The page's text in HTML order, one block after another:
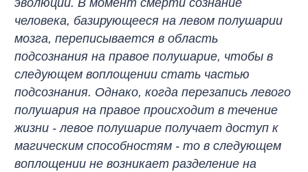
эволюции. В момент смерти сознание
человека, базирующееся на левом полушарии
мозга, переписывается в область
подсознания на правое полушарие, чтобы в
следующем воплощении стать частью
подсознания. Однако, когда перезапись левого
полушария на правое происходит в течение
жизни - левое полушарие получает доступ к
магическим способностям - то в следующем
воплощении не возникает разделение на